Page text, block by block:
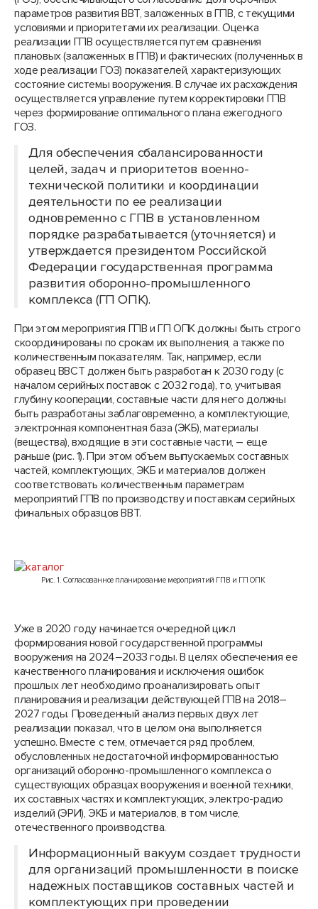
параметров развития ВВТ, заложенных в ГПВ, с текущими
условиями и приоритетами их реализации. Оценка
реализации ГПВ осуществляется путем сравнения
плановых (заложенных в ГПВ) и фактических (полученных в
ходе реализации ГОЗ) показателей, характеризующих
состояние системы вооружения. В случае их расхождения
осуществляется управление путем корректировки ГПВ
через формирование оптимального плана ежегодного
ГОЗ.
Для обеспечения сбалансированности
целей, задач и приоритетов военно-
технической политики и координации
деятельности по ее реализации
одновременно с ГПВ в установленном
порядке разрабатывается (уточняется) и
утверждается президентом Российской
Федерации государственная программа
развития оборонно-промышленного
комплекса (ГП ОПК).
При этом мероприятия ГПВ и ГП ОПК должны быть строго
скоординированы по срокам их выполнения, а также по
количественным показателям. Так, например, если
образец ВВСТ должен быть разработан к 2030 году (с
началом серийных поставок с 2032 года), то, учитывая
глубину кооперации, составные части для него должны
быть разработаны заблаговременно, а комплектующие,
электронная компонентная база (ЭКБ), материалы
(вещества), входящие в эти составные части, – еще
раньше (рис. 1). При этом объем выпускаемых составных
частей, комплектующих, ЭКБ и материалов должен
соответствовать количественным параметрам
мероприятий ГПВ по производству и поставкам серийных
финальных образцов ВВТ.
Рис. 1. Согласованное планирование мероприятий ГПВ и ГП ОПК
Уже в 2020 году начинается очередной цикл
формирования новой государственной программы
вооружения на 2024–2033 годы. В целях обеспечения ее
качественного планирования и исключения ошибок
прошлых лет необходимо проанализировать опыт
планирования и реализации действующей ГПВ на 2018–
2027 годы. Проведенный анализ первых двух лет
реализации показал, что в целом она выполняется
успешно. Вместе с тем, отмечается ряд проблем,
обусловленных недостаточной информированностью
организаций оборонно-промышленного комплекса о
существующих образцах вооружения и военной техники,
их составных частях и комплектующих, электро-радио
изделий (ЭРИ), ЭКБ и материалов, в том числе,
отечественного производства.
Информационный вакуум создает трудности
для организаций промышленности в поиске
надежных поставщиков составных частей и
комплектующих при проведении